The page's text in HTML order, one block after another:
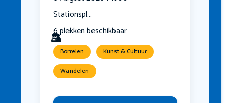
Stationspl...
6 plekken beschikbaar
Borrelen
Kunst & Cultuur
Wandelen